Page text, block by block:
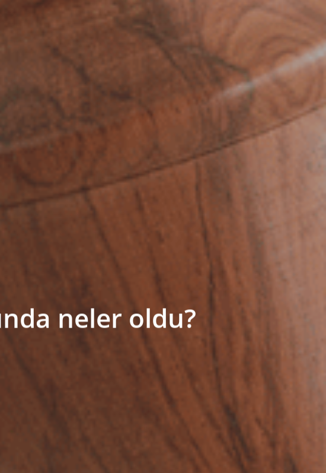
neler oldu?